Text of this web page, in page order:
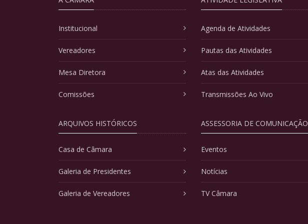
Institucional
Vereadores
Mesa Diretora
Comissões
ARQUIVOS HISTÓRICOS
Casa de Câmara
Galeria de Presidentes
Galeria de Vereadores
Agenda de Atividades
Pautas das Atividades
Atas das Atividades
Transmissões Ao Vivo
ASSESSORIA DE COMUNICAÇÃO
Eventos
Notícias
TV Câmara